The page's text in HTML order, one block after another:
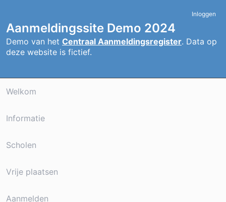
Inloggen
Aanmeldingssite Demo 2024
Demo van het Centraal Aanmeldingsregister. Data op
deze website is fictief.
Welkom
Informatie
Scholen
Vrije plaatsen
Aanmelden